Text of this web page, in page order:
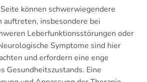
können schwerwiegendere
auftreten, insbesondere bei
Leberfunktionsstörungen oder
Symptome sind hier
und erfordern eine enge
Gesundheitszustands. Eine